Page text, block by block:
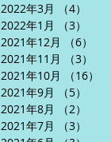
2022年3月
（4）
2022年1月
（3）
2021年12月
（6）
2021年11月
（3）
2021年10月
（16）
2021年9月
（5）
2021年8月
（2）
2021年7月
（3）